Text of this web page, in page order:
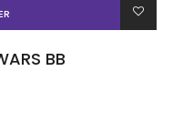
BB